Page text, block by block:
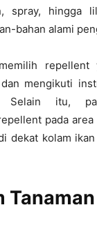
spray, hingga
bahan alami
repellent
mengikuti
Selain itu,
pada
dekat kolam